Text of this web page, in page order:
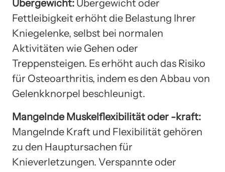
Übergewicht: Übergewicht oder
Fettleibigkeit erhöht die Belastung Ihrer
Kniegelenke, selbst bei normalen
Aktivitäten wie Gehen oder
Treppensteigen. Es erhöht auch das Risiko
für Osteoarthritis, indem es den Abbau von
Gelenkknorpel beschleunigt.
Mangelnde Muskelflexibilität oder -kraft:
Mangelnde Kraft und Flexibilität gehören
zu den Hauptursachen für
Knieverletzungen. Verspannte oder